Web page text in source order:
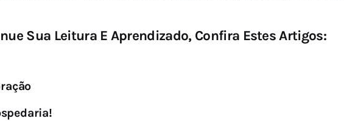
Sua Leitura E Aprendizado, Confira Estes Artigos: